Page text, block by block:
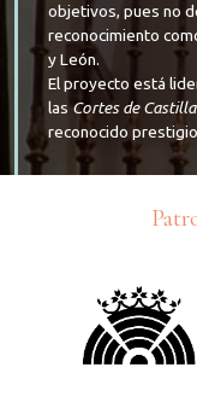
objetivos, pues no
reconocimiento
y León.
El proyecto está
lasCortes de
reconocido